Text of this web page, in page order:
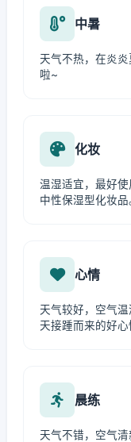
中暑
天气不热，在炎
啦~
化妆
温湿适宜，最好
中性保湿型化妆品
心情
天气较好，空气
天接踵而来的好心
晨练
天气不错，空气清